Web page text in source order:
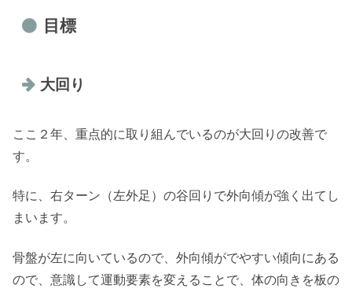
目標
大回り
ここ２年、重点的に取り組んでいるのが大回りの改善で
す。
特に、右ターン（左外足）の谷回りで外向傾が強く出てし
まいます。
骨盤が左に向いているので、外向傾がでやすい傾向にある
ので、意識して運動要素を変えることで、体の向きを板の